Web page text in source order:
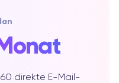
direkte E-Mail-